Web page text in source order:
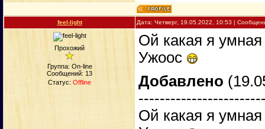
feel-light Дата: Четверг, 19.05.2022, 10:53 |
Прохожий
Группа: On-line
Сообщений: 13
Статус: Offline
Ой какая я
Ужоос
Добавлено
Ой какая я